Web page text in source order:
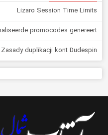
Lizaro Session Time Limits
promocodes genereert
Zasady duplikacji kont Dudespin